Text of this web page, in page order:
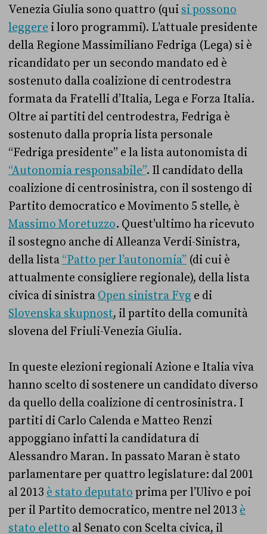
Venezia Giulia sono quattro (qui si possono
leggere i loro programmi). L’attuale presidente
della Regione Massimiliano Fedriga (Lega) si è
ricandidato per un secondo mandato ed è
sostenuto dalla coalizione di centrodestra
formata da Fratelli d’Italia, Lega e Forza Italia.
Oltre ai partiti del centrodestra, Fedriga è
sostenuto dalla propria lista personale
“Fedriga presidente” e la lista autonomista di
“Autonomia responsabile”. Il candidato della
coalizione di centrosinistra, con il sostengo di
Partito democratico e Movimento 5 stelle, è
Massimo Moretuzzo. Quest’ultimo ha ricevuto
il sostegno anche di Alleanza Verdi-Sinistra,
della lista “Patto per l’autonomia” (di cui è
attualmente consigliere regionale), della lista
civica di sinistra Open sinistra Fvg e di
Slovenska skupnost, il partito della comunità
slovena del Friuli-Venezia Giulia.
In queste elezioni regionali Azione e Italia viva
hanno scelto di sostenere un candidato diverso
da quello della coalizione di centrosinistra. I
partiti di Carlo Calenda e Matteo Renzi
appoggiano infatti la candidatura di
Alessandro Maran. In passato Maran è stato
parlamentare per quattro legislature: dal 2001
al 2013 è stato deputato prima per l’Ulivo e poi
per il Partito democratico, mentre nel 2013 è
stato eletto al Senato con Scelta civica, il